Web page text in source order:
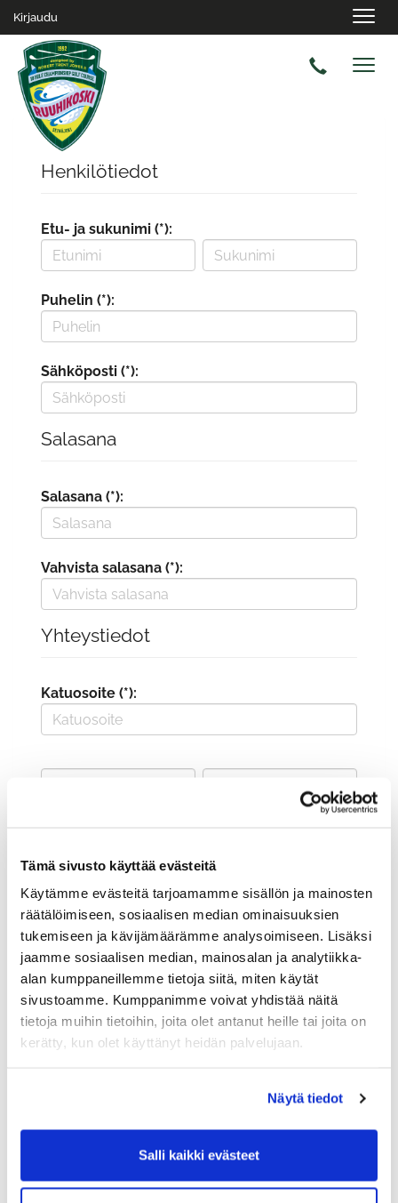
Tämä sivusto käyttää evästeitä
Käytämme evästeitä tarjoamamme sisällön ja mainosten
räätälöimiseen, sosiaalisen median ominaisuuksien
tukemiseen ja kävijämäärämme analysoimiseen. Lisäksi
jaamme sosiaalisen median, mainosalan ja analytiikka-
alan kumppaneillemme tietoja siitä, miten käytät
sivustoamme. Kumppanimme voivat yhdistää näitä
tietoja muihin tietoihin, joita olet antanut heille tai joita on
kerätty, kun olet käyttänyt heidän palvelujaan.
Näytä tiedot
Salli kaikki evästeet
Kirjaudu
Henkilötiedot
Etu- ja sukunimi (*):
Puhelin (*):
Sähköposti (*):
Salasana
Salasana (*):
Vahvista salasana (*):
Yhteystiedot
Katuosoite (*):
Golf jäsenyys
Valitse seura:
Jäsennumero: